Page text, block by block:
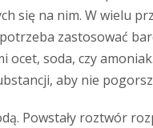
się na nim. W wielu
zastosować
ocet, soda, czy
aby nie
Powstały roztwór